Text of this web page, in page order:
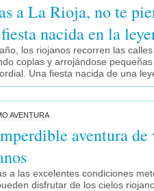
a La Rioja, no te
nacida en la
los riojanos recorren las
coplas y arrojándose
Una fiesta nacida de una
AVENTURA
aventura
a las excelentes condiciones
disfrutar de los cielos